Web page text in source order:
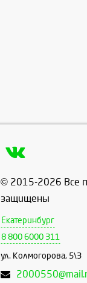
© 2015-2026 Все
защищены
Екатеринбург
8 800 6000 311
ул. Колмогорова, 5\3